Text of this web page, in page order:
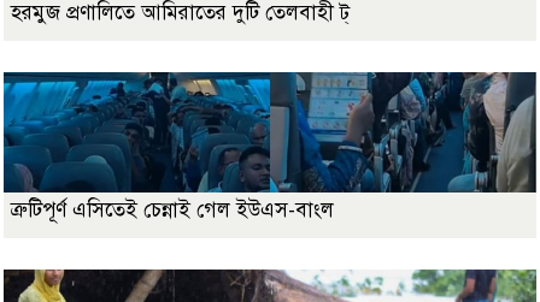
হরমুজ প্রণালিতে আমিরাতের দুটি তেলবাহী ট্
ত্রুটিপূর্ণ এসিতেই চেন্নাই গেল ইউএস-বাংল